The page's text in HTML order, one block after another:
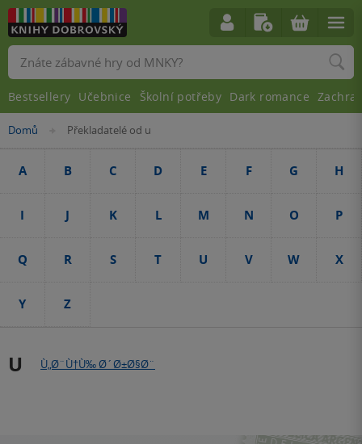
Nacházíte
zde:
Domů »Překladatelé od u
A B C D E F G H
I J K L M N O P
Q R S T U V W X
Y Z
U Ù„Ø¨Ù†Ù‰ Ø´Ø±Ø§Ø¨
Vyhledávání
Bestsellery Učebnice Školní potřeby Dark romance